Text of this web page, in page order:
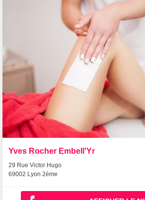
Yves Rocher Embell'Yr
29 Rue Victor Hugo
69002 Lyon 2ème